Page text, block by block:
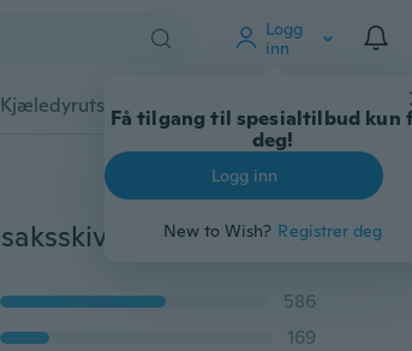
Logg
inn
Få tilgang til spesialtilbud kun
deg!
Logg inn
New to Wish? Registrer deg
Kjæledyrutstyr Gadgets Verktøy
Zesters Nyttig Gourd Rasp Paring Gulrot Grønnsaksskiver Zesters Kjøkken Gadgets Rustfritt Stål
586
169